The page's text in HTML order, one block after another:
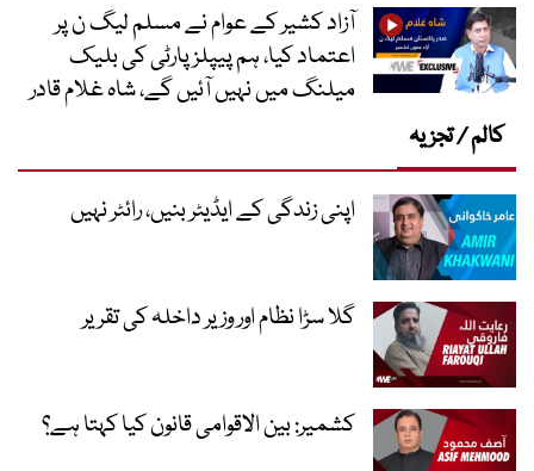
آزاد کشیر کے عوام نے مسلم لیگ ن پر
اعتماد کیا، ہم پیپلز پارٹی کی بلیک
میلنگ میں نہیں آئیں گے، شاہ غلام قادر
کالم / تجزیہ
اپنی زندگی کے ایڈیٹر بنیں، رائٹر نہیں
گلا سڑا نظام اور وزیر داخلہ کی تقریر
کشمیر: بین الاقوامی قانون کیا کہتا ہے؟